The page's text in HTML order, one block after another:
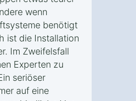
wenn
benötigt
ist die Installation
Im Zweifelsfall
Experten zu
seriöser
auf eine